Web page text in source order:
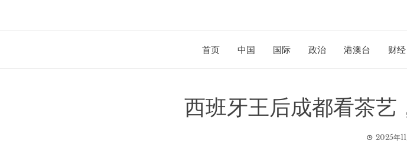
首页 中国 国际 政治 港澳台 财经
西班牙王后成都看茶
2025年11